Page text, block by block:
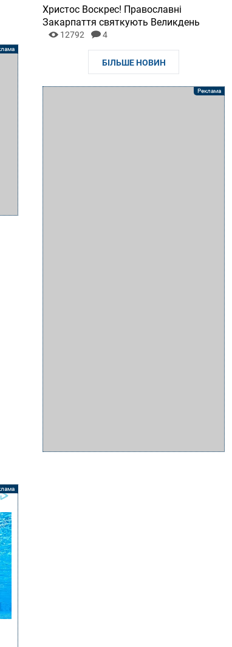
Христос Воскрес! Православні
Закарпаття святкують Великдень
12792 4
БІЛЬШЕ НОВИН